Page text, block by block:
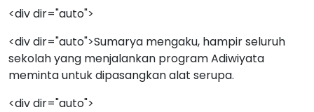
<div dir="auto">
<div dir="auto">Sumarya mengaku, hampir seluruh
sekolah yang menjalankan program Adiwiyata
meminta untuk dipasangkan alat serupa.
<div dir="auto">